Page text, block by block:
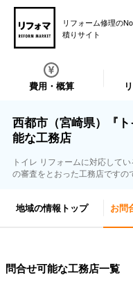
リフォーム修理の
積りサイト
費用・概算
西都市（宮崎県）『
能な工務店
トイレ リフォームに対応して
の審査をとおった工務店ですの
地域の情報トップ お問
問合せ可能な工務店一覧